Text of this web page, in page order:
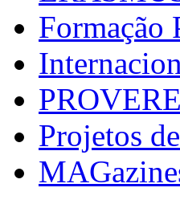
Formação
PROVERE
Projetos